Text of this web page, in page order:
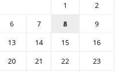
1
2
6 7 8
9
13 14 15
16
20 21 22
23